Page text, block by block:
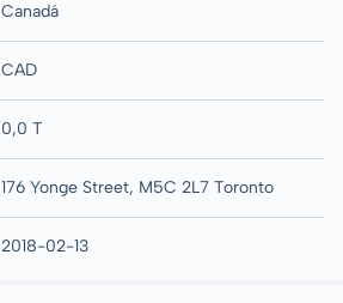
Canadá
CAD
0,0 T
176 Yonge Street, M5C 2L7 Toronto
2018-02-13